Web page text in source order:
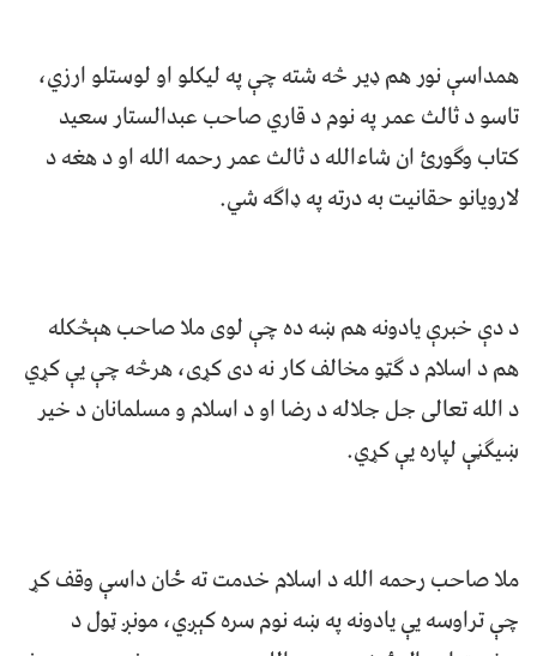
همداسې نور هم ډیر څه شته چې په لیکلو او لوستلو ارزي،
تاسو د ثالث عمر په نوم د قاري صاحب عبدالستار سعید
کتاب وګورئ ان شاءالله د ثالث عمر رحمه الله او د هغه د
لارویانو حقانیت به درته په ډاګه شي.
د دې خبرې یادونه هم ښه ده چې لوی ملا صاحب هېڅکله
هم د اسلام د ګټو مخالف کار نه دی کړی، هرڅه چې یې کړي
د الله تعالی جل جلاله د رضا او د اسلام و مسلمانان د خیر
ښیګڼې لپاره یې کړي.
ملا صاحب رحمه الله د اسلام خدمت ته ځان داسې وقف کړ
چې تراوسه یې یادونه په ښه نوم سره کېږي، مونږ ټول د